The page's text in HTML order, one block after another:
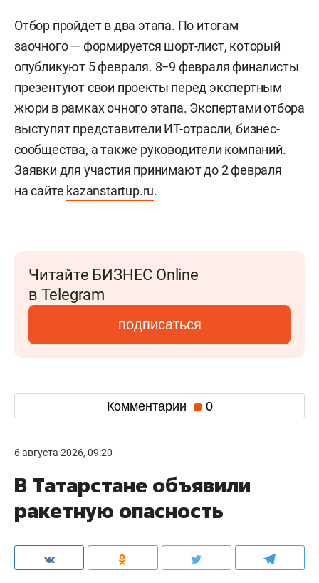
Отбор пройдет в два этапа. По итогам
заочного — формируется шорт-лист, который
опубликуют 5 февраля. 8−9 февраля финалисты
презентуют свои проекты перед экспертным
жюри в рамках очного этапа. Экспертами отбора
выступят представители ИТ-отрасли, бизнес-
сообщества, а также руководители компаний.
Заявки для участия принимают до 2 февраля
на сайте kazanstartup.ru.
Читайте БИЗНЕС Online
в Telegram
подписаться
Комментарии 0
6 августа 2026, 09:20
В Татарстане объявили
ракетную опасность